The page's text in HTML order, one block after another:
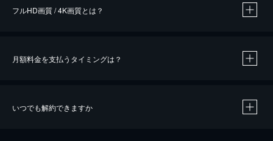
※40％ポイント還元の対象は、クレジットカード決済による作品の購入 / レンタルです。
フルHD画質 / 4K画質とは？
月額料金を支払うタイミングは？
いつでも解約できますか